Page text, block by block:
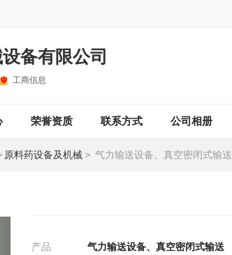
备有限公司
工商信息
荣誉资质 联系方式 公司相册
原料药设备及机械 > 气力输送设备、真空密闭式输送
产品 气力输送设备、真空密闭式输送